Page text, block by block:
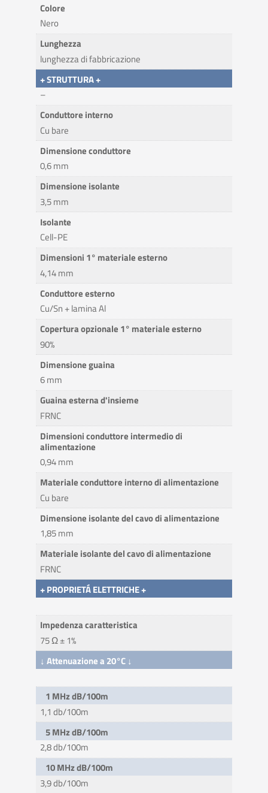
Colore
Nero
Lunghezza
lunghezza di fabbricazione
+ STRUTTURA +
–
Conduttore interno
Cu bare
Dimensione conduttore
0,6 mm
Dimensione isolante
3,5 mm
Isolante
Cell-PE
Dimensioni 1° materiale esterno
4,14 mm
Conduttore esterno
Cu/Sn + lamina Al
Copertura opzionale 1° materiale esterno
90%
Dimensione guaina
6 mm
Guaina esterna d'insieme
FRNC
Dimensioni conduttore intermedio di
alimentazione
0,94 mm
Materiale conduttore interno di alimentazione
Cu bare
Dimensione isolante del cavo di alimentazione
1,85 mm
Materiale isolante del cavo di alimentazione
FRNC
+ PROPRIETÁ ELETTRICHE +
Impedenza caratteristica
75 Ω ± 1%
↓ Attenuazione a 20°C ↓
1 MHz dB/100m
1,1 db/100m
5 MHz dB/100m
2,8 db/100m
10 MHz dB/100m
3,9 db/100m